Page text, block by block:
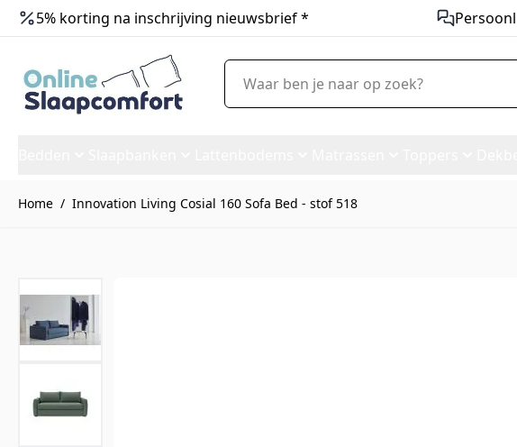
5% korting na inschrijving nieuwsbrief *
Waar ben je naar op zoek?
Home / Innovation Living Cosial 160 Sofa Bed - stof 518
Innovation Living Cosial 160 Sofa Bed -